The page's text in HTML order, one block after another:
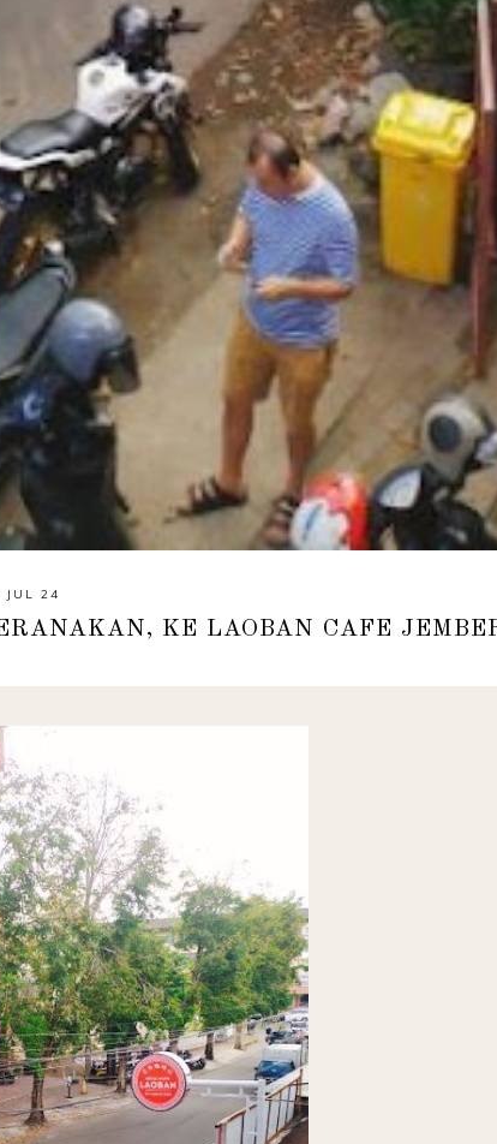
JUL 24
KE LAOBAN CAFE